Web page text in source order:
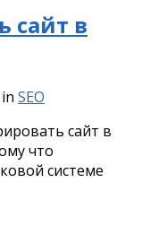
сайт в
in SEO
сайт в
что
системе